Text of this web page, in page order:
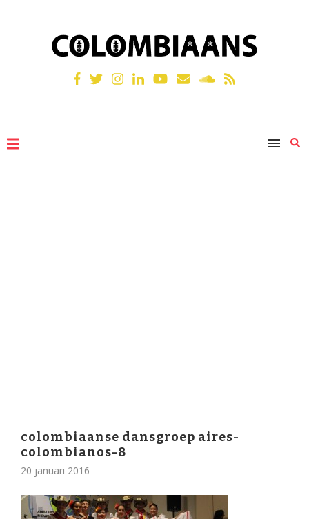
colombiaanse dansgroep aires-
colombianos-8
20 januari 2016